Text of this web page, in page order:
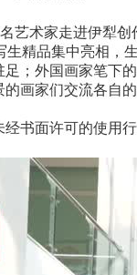
术家走进伊犁创
品集中亮相，
外国画家笔下
家们交流各自
书面许可的使用